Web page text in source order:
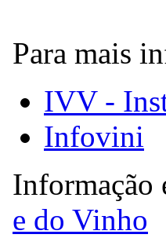
Para mais
IVV -
Infovini
Informação
e do Vinho